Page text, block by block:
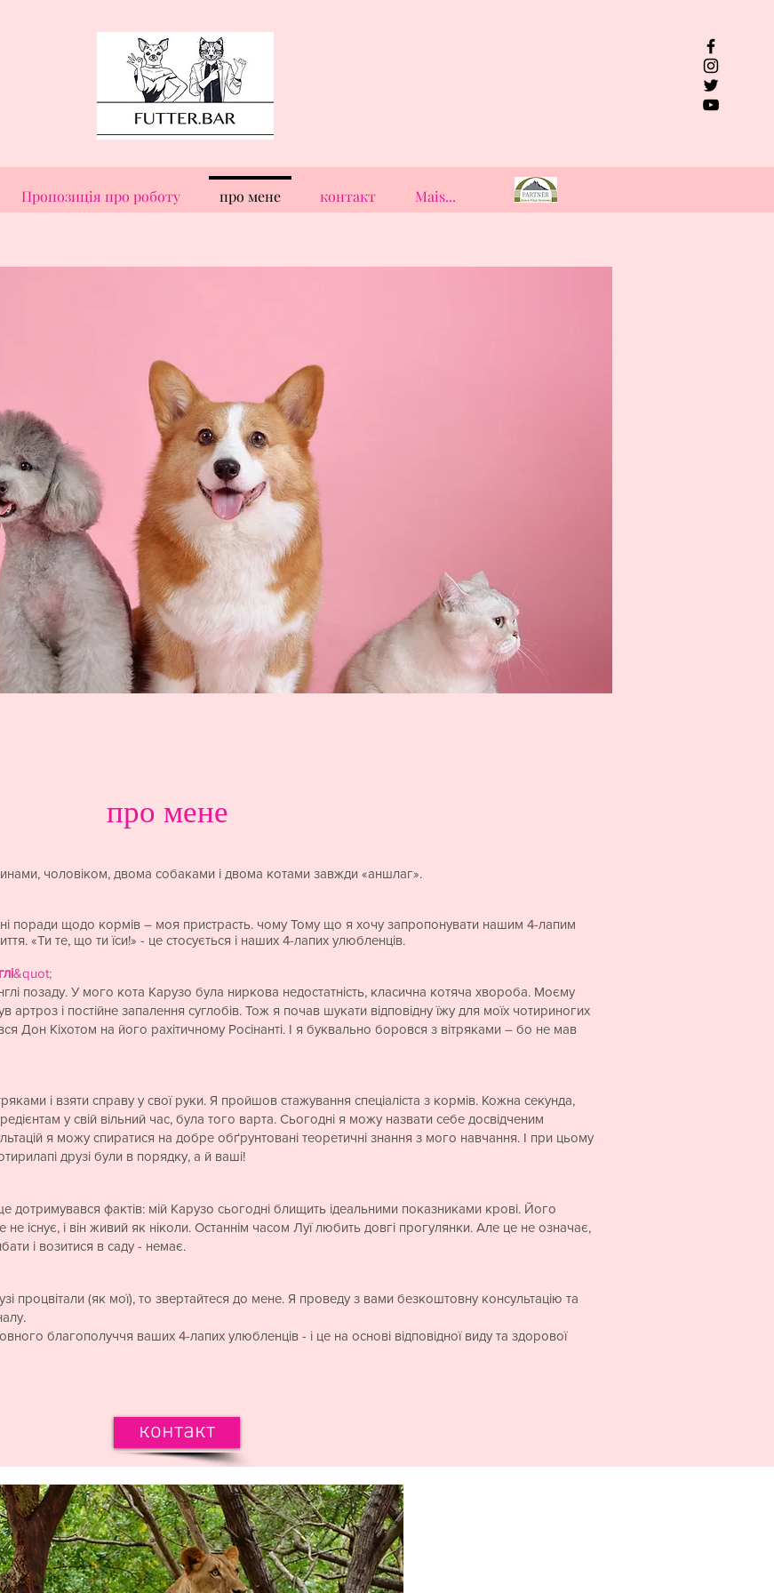
Пропозиція про роботу про мене контакт Mais...
про мене
чоловіком, двома собаками і двома котами завжди «аншлаг».
поради щодо кормів – моя пристрасть. чому Тому що я хочу запропонувати нашим 4-лапим
«Ти те, що ти їси!» - це стосується і наших 4-лапих улюбленців.
&quot;
позаду. У мого кота Карузо була ниркова недостатність, класична котяча хвороба. Моєму
і постійне запалення суглобів. Тож я почав шукати відповідну їжу для моїх чотириногих
Дон Кіхотом на його рахітичному Росінанті. І я буквально боровся з вітряками – бо не мав
і взяти справу у свої руки. Я пройшов стажування спеціаліста з кормів. Кожна секунда,
у свій вільний час, була того варта. Сьогодні я можу назвати себе досвідченим
я можу спиратися на добре обґрунтовані теоретичні знання з мого навчання. І при цьому
друзі були в порядку, а й ваші!
дотримувався фактів: мій Карузо сьогодні блищить ідеальними показниками крові. Його
не існує, і він живий як ніколи. Останнім часом Луї любить довгі прогулянки. Але це не означає,
і возитися в саду - немає.
процвітали (як мої), то звертайтеся до мене. Я проведу з вами безкоштовну консультацію та
благополуччя ваших 4-лапих улюбленців - і це на основі відповідної виду та здорової
контакт